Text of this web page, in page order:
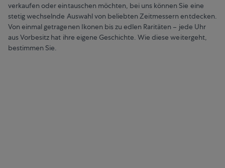
verkaufen oder eintauschen möchten, bei uns können Sie eine
stetig wechselnde Auswahl von beliebten Zeitmessern entdecken.
Von einmal getragenen Ikonen bis zu edlen Raritäten – jede Uhr
aus Vorbesitz hat ihre eigene Geschichte. Wie diese weitergeht,
bestimmen Sie.